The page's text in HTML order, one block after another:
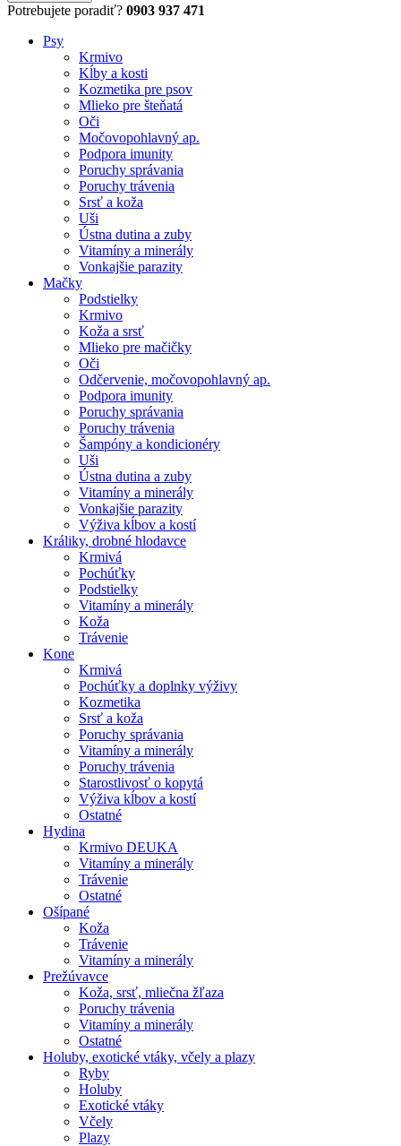
Potrebujete poradiť? 0903 937 471
Psy
Krmivo
Kĺby a kosti
Kozmetika pre psov
Mlieko pre šteňatá
Oči
Močovopohlavný ap.
Podpora imunity
Poruchy správania
Poruchy trávenia
Srsť a koža
Uši
Ústna dutina a zuby
Vitamíny a minerály
Vonkajšie parazity
Mačky
Podstielky
Krmivo
Koža a srsť
Mlieko pre mačičky
Oči
Odčervenie, močovopohlavný ap.
Podpora imunity
Poruchy správania
Poruchy trávenia
Šampóny a kondicionéry
Uši
Ústna dutina a zuby
Vitamíny a minerály
Vonkajšie parazity
Výživa kĺbov a kostí
Králiky, drobné hlodavce
Krmivá
Pochúťky
Podstielky
Vitamíny a minerály
Koža
Trávenie
Kone
Krmivá
Pochúťky a doplnky výživy
Kozmetika
Srsť a koža
Poruchy správania
Vitamíny a minerály
Poruchy trávenia
Starostlivosť o kopytá
Výživa kĺbov a kostí
Ostatné
Hydina
Krmivo DEUKA
Vitamíny a minerály
Trávenie
Ostatné
Ošípané
Koža
Trávenie
Vitamíny a minerály
Prežúvavce
Koža, srsť, mliečna žľaza
Poruchy trávenia
Vitamíny a minerály
Ostatné
Holuby, exotické vtáky, včely a plazy
Ryby
Holuby
Exotické vtáky
Včely
Plazy